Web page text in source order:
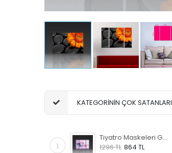
KATEGORİNİN ÇOK SATANLARI
1
Tiyatro Maskeleri Gün Desen Duvar Panosu
1296 TL 864 TL